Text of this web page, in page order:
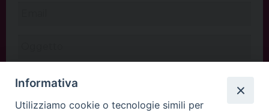
Informativa
Utilizziamo cookie o tecnologie simili per